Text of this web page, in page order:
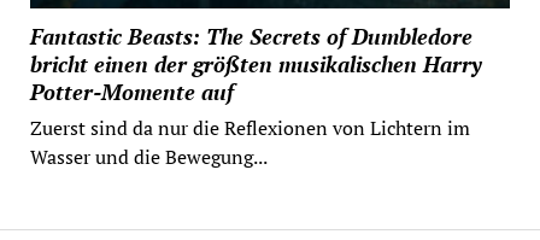
Fantastic Beasts: The Secrets of Dumbledore
bricht einen der größten musikalischen Harry
Potter-Momente auf
Zuerst sind da nur die Reflexionen von Lichtern im
Wasser und die Bewegung...